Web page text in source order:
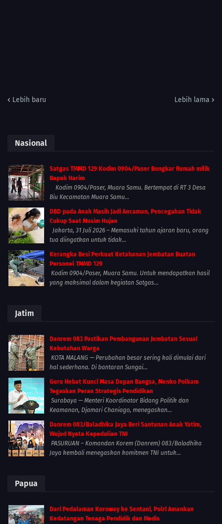
Lebih baru Lebih lama
Nasional
Satgas TMMD 129 Kodim 0904/Paser Bongkar Rumah milik
Bapak Harim
Kodim 0904/Paser, Muara Samu. Bertempat di RT 3 Desa
Biu Kecamatan Muara Samu...
DBD pada Anak Masih Jadi Ancaman, Pencegahan Tidak
Cukup Saat Musim Hujan
Jakarta, 31 Juli 2026 – Memasuki tahun ajaran baru, orang
tua diingatkan untuk tidak...
Kerangka Besi Perkuat Ketahanan Jembatan Buatan
Personel TMMD 129
Kodim 0904/Paser, Muara Samu. Untuk mendapatkan hasil
yang maksimal dalam kegiatan Satgas...
Jatim
Danrem 083 Pastikan Pembangunan Jembatan Sesuai
Kebutuhan Warga
KOTA MALANG — Perubahan besar sering kali dimulai dari
hal sederhana. Di bantaran Sungai...
Guru Hebat Kunci Masa Depan Bangsa, Menko Polkam
Tegaskan Peran Strategis Pendidikan
Surabaya — Menteri Koordinator Bidang Politik dan
Keamanan, Djamari Chaniago, menegaskan...
Danrem 083/Baladhika Jaya Beri Santunan Anak Yatim,
Wujud Nyata Kepedulian TNI
PASURUAN – Komandan Korem (Danrem) 083/Baladhika
Jaya kembali menegaskan komitmen TNI untuk...
Papua
Dari Pedalaman Koroway ke Sentani, Polri Amankan
Kedatangan Tenaga Pendidik dan Medis